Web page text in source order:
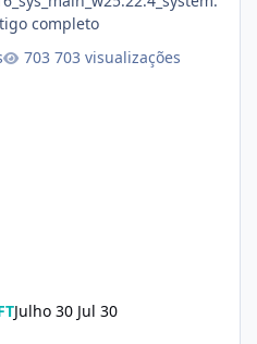
completo
703 visualizações
Julho 30 Jul 30